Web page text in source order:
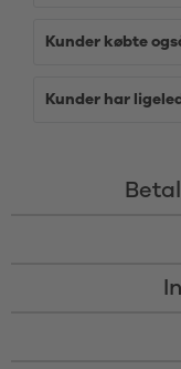
Kunder købte
Kunder har